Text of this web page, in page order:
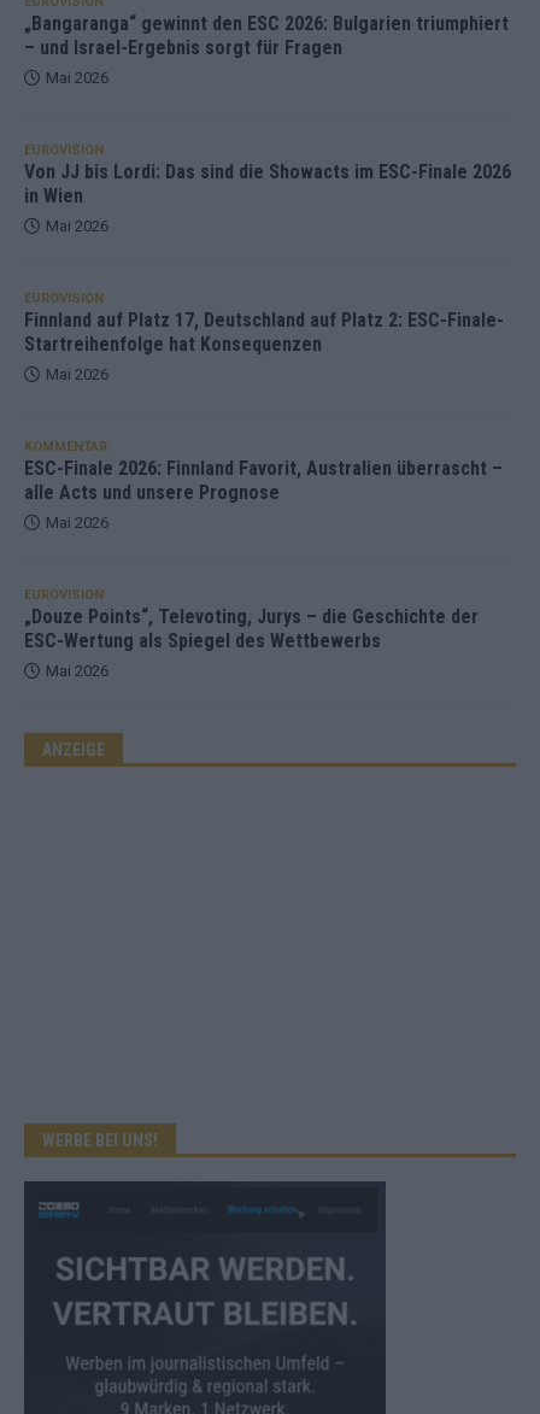
„Bangaranga“ gewinnt den ESC 2026: Bulgarien triumphiert
– und Israel-Ergebnis sorgt für Fragen
Mai 2026
EUROVISION
Von JJ bis Lordi: Das sind die Showacts im ESC-Finale 2026
in Wien
Mai 2026
EUROVISION
Finnland auf Platz 17, Deutschland auf Platz 2: ESC-Finale-
Startreihenfolge hat Konsequenzen
Mai 2026
KOMMENTAR
ESC-Finale 2026: Finnland Favorit, Australien überrascht –
alle Acts und unsere Prognose
Mai 2026
EUROVISION
„Douze Points“, Televoting, Jurys – die Geschichte der
ESC-Wertung als Spiegel des Wettbewerbs
Mai 2026
ANZEIGE
WERBE BEI UNS!